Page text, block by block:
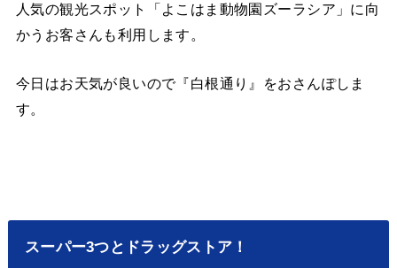
人気の観光スポット「よこはま動物園ズーラシア」に向
かうお客さんも利用します。
今日はお天気が良いので『白根通り』をおさんぽしま
す。
スーパー3つとドラッグストア！